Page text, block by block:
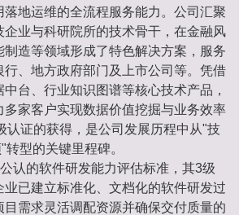
地运维的全流程服务能力。公司汇聚
企业与科研院所的技术骨干，在金融风
造等领域形成了特色解决方案，服务
行、地方政府部门及上市公司等。凭借
台、行业知识图谱等核心技术产品，
多家客户实现数据价值挖掘与业务效率
认证的获得，是公司发展历程中从"技
型的关键里程碑。
认的软件研发能力评估标准，其3级
业已建立标准化、文档化的软件研发过
需求灵活调配资源并确保交付质量的